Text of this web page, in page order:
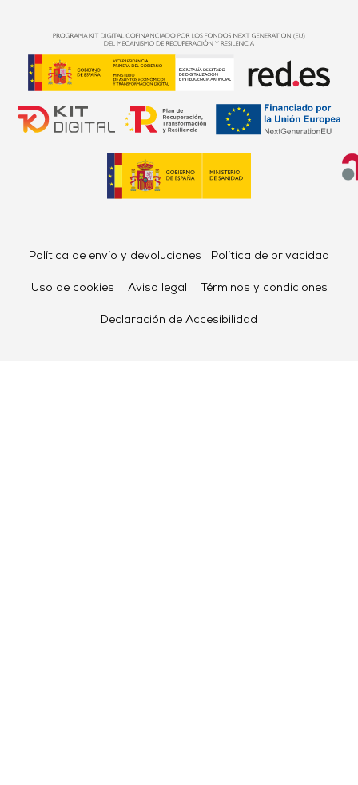
Política de envío y devoluciones Política de privacidad
Uso de cookies Aviso legal Términos y condiciones
Declaración de Accesibilidad